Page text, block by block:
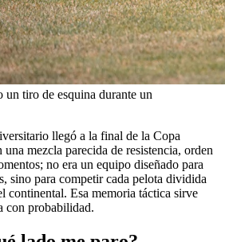
un tiro de esquina durante un
llegó a la final de la Copa
mezcla parecida de resistencia, orden
no era un equipo diseñado para
sino para competir cada pelota dividida
continental. Esa memoria táctica sirve
con probabilidad.